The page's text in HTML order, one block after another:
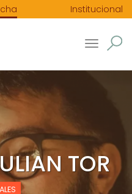
Institucional
Toggle
TOR